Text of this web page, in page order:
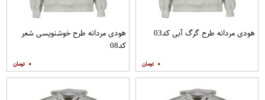
هودی مردانه طرح گرگ آبی کد03
۰
هودی مردانه طرح خوشنویسی شعر
کد08
۰